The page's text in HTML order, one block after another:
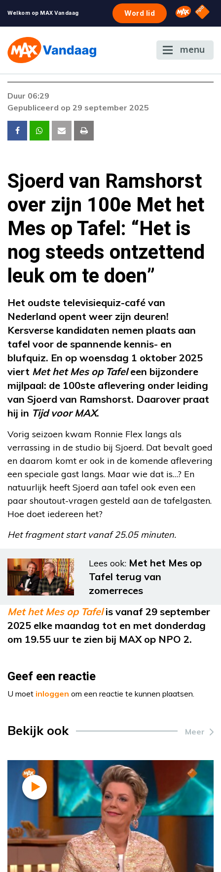
Welkom op MAX Vandaag Word lid Omroep
NPO
menu
Er is een licentie-fout opgetreden. Als het
contact op met onze klantenservice.
Duur 06:29
Gepubliceerd op 29 september 2025
Sjoerd van Ramshorst
over zijn 100e Met het
Mes op Tafel: “Het is
nog steeds ontzettend
leuk om te doen”
Het oudste televisiequiz-café van
Nederland opent weer zijn deuren!
Kersverse kandidaten nemen plaats aan
tafel voor de spannende kennis- en
blufquiz. En op woensdag 1 oktober 2025
viert Met het Mes op Tafeleen bijzondere
mijlpaal: de 100ste aflevering onder leiding
van Sjoerd van Ramshorst. Daarover praat
hij in Tijd voor MAX.
Vorig seizoen kwam Ronnie Flex langs als
verrassing in de studio bij Sjoerd. Dat bevalt goed
en daarom komt er ook in de komende aflevering
een speciale gast langs. Maar wie dat is…? En
natuurlijk heeft Sjoerd aan tafel ook even een
paar shoutout-vragen gesteld aan de tafelgasten.
Hoe doet iedereen het?
Het fragment start vanaf 25.05 minuten.
Lees ook: Met het Mes op
Tafel terug van
zomerreces
Met het Mes op Tafelis vanaf 29 september
2025 elke maandag tot en met donderdag
om 19.55 uur te zien bij MAX op NPO 2.
Geef een reactie
U moet inloggen om een reactie te kunnen plaatsen.
Bekijk ook Meer